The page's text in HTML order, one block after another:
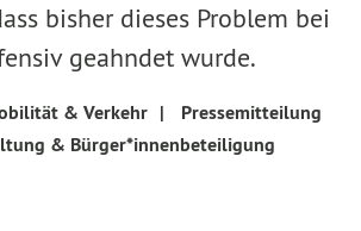
bisher dieses Problem bei
geahndet wurde.
& Verkehr |
Pressemitteilung
& Bürger*innenbeteiligung